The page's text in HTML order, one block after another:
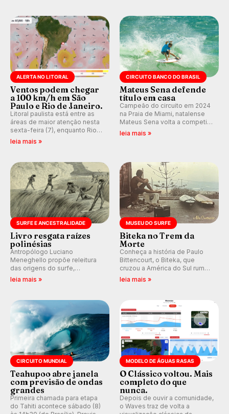
(RN).
ALERTA NO LITORAL
Ventos podem chegar
a 100 km/h em São
Paulo e Rio de Janeiro.
Litoral paulista está entre as
áreas de maior atenção nesta
sexta-feira (7), enquanto Rio
de Janeiro também recebe
km/h em Itanhaém.
leia mais »
CIRCUITO BANCO DO BRASIL
Mateus Sena defende
título em casa
Campeão do circuito em 2024
na Praia de Miami, natalense
Mateus Sena volta a competir
em casa em busca de manter a
leia mais »
SURFE E ANCESTRALIDADE
Livro resgata raízes
polinésias
Antropólogo Luciano
Meneghello propõe releitura
das origens do surfe,
resgatando a cultura polinésia
prática em esporte e indústria.
leia mais »
MUSEU DO SURFE
Biteka no Trem da
Morte
Conheça a história de Paulo
Bittencourt, o Biteka, que
cruzou a América do Sul rumo
ao Pacífico em uma jornada
leia mais »
CIRCUITO MUNDIAL
Teahupoo abre janela
com previsão de ondas
grandes
Primeira chamada para etapa
do Tahiti acontece sábado (8)
MODELO DE ÁGUAS RASAS
O Clássico voltou. Mais
completo do que
nunca.
Depois de ouvir a comunidade,
o Waves traz de volta a